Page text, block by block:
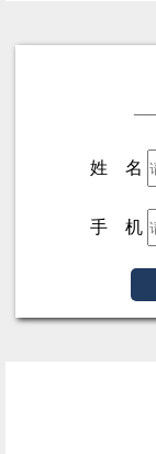
姓 名
手 机